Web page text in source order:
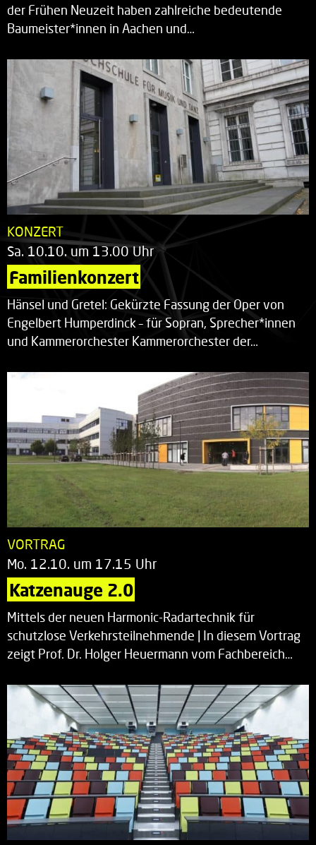
der Frühen Neuzeit haben zahlreiche bedeutende
Baumeister*innen in Aachen und…
KONZERT
Sa. 10.10. um 13.00 Uhr
Familienkonzert
Hänsel und Gretel: Gekürzte Fassung der Oper von
Engelbert Humperdinck – für Sopran, Sprecher*innen
und Kammerorchester Kammerorchester der…
VORTRAG
Mo. 12.10. um 17.15 Uhr
Katzenauge 2.0
Mittels der neuen Harmonic-Radartechnik für
schutzlose Verkehrsteilnehmende | In diesem Vortrag
zeigt Prof. Dr. Holger Heuermann vom Fachbereich…